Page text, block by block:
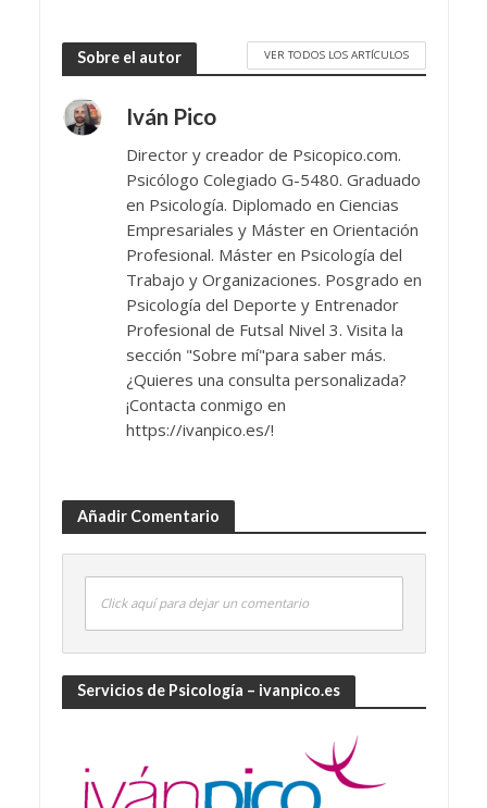
Sobre el autor VER TODOS LOS ARTÍCULOS
Iván Pico
Director y creador de Psicopico.com.
Psicólogo Colegiado G-5480. Graduado
en Psicología. Diplomado en Ciencias
Empresariales y Máster en Orientación
Profesional. Máster en Psicología del
Trabajo y Organizaciones. Posgrado en
Psicología del Deporte y Entrenador
Profesional de Futsal Nivel 3. Visita la
sección "Sobre mí"para saber más.
¿Quieres una consulta personalizada?
¡Contacta conmigo en
https://ivanpico.es/!
Añadir Comentario
Click aquí para dejar un comentario
Servicios de Psicología – ivanpico.es